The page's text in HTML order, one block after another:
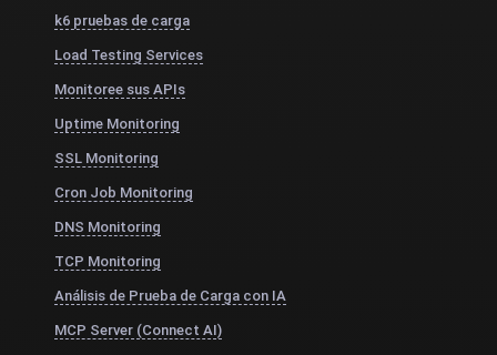
k6 pruebas de carga
Load Testing Services
Monitoree sus APIs
Uptime Monitoring
SSL Monitoring
Cron Job Monitoring
DNS Monitoring
TCP Monitoring
Análisis de Prueba de Carga con IA
MCP Server (Connect AI)